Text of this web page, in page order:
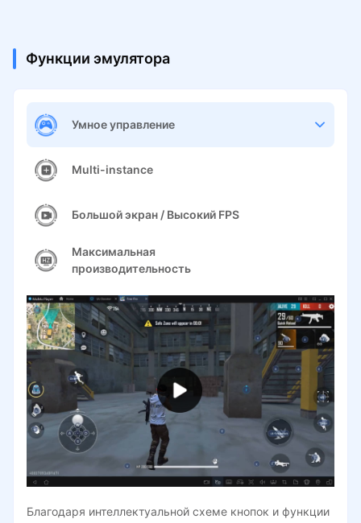
Функции эмулятора
Умное управление
Multi-instance
Большой экран / Высокий FPS
Максимальная
производительность
Благодаря интеллектуальной схеме кнопок и функции